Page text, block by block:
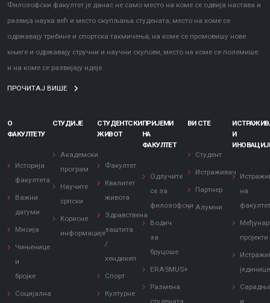
Филозофски факултет је данас не само место на коме се одвија настава и
развија наука већ и место окупљања студената, место на коме се
одржавају трибине и спортска такмичења, на коме се промовишу нове
књиге и одржавају стручни и научни скупови, место на коме се полемише
и на коме се развијају идеје.
ПРОЧИТАЈ ВИШЕ
О
ФАКУЛТЕТУ
Историја
факултета
Важни
датуми
Мисија
Чињенице
и
бројке
Социјална
СТУДИЈЕ
Академски
програм
Научите
српски
Корисне
информације
СТУДЕНТСКИ
ЖИВОТ
Факултет
Квалитет
живота
Здравствена
заштита
/
хендикеп
Спорт
Културне
ПРИЈЕМИ
НА
ФАКУЛТЕТ
Одлучите
се за
филозофски
Водич
за
бруцоше
ERASMUS+
Размена
студената
ВИ СТЕ
Студент
Истраживач
Партнер
Алумни
И
на
пројекти
јединице
и